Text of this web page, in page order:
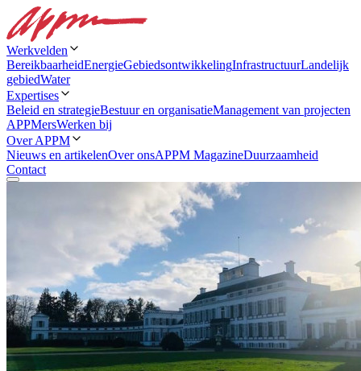
Werkvelden
BereikbaarheidEnergieGebiedsontwikkelingInfrastructuurLandelijk
gebiedWater
Expertises
Beleid en strategieBestuur en organisatieManagement van projecten
APPMersWerken bij
Over APPM
Nieuws en artikelenOver onsAPPM MagazineDuurzaamheid
Contact